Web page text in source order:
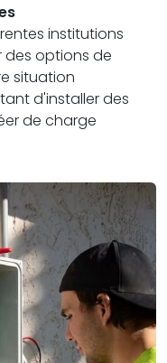
institutions
des options de
situation
d'installer des
de charge